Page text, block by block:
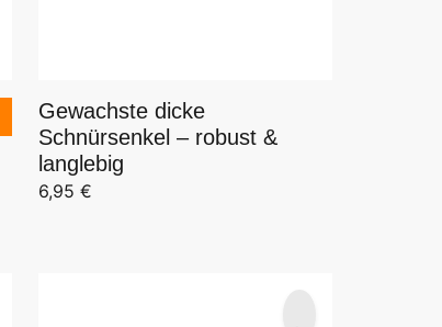
Gewachste dicke
Schnürsenkel – robust &
langlebig
6,95 €